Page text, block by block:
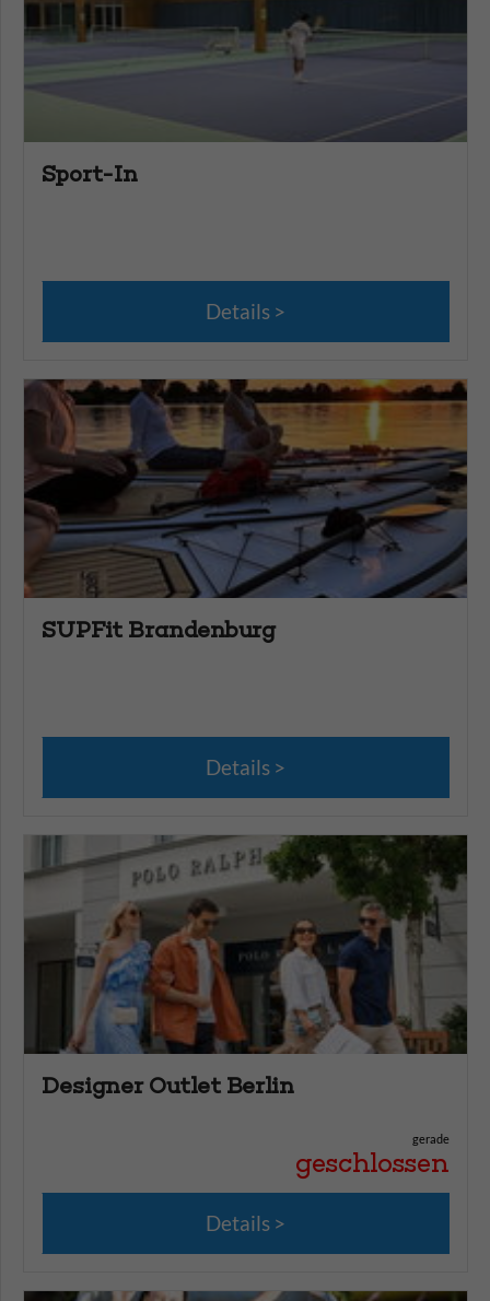
Sport-In
Details
SUPFit Brandenburg
Details
Designer Outlet Berlin
gerade
geschlossen
Details